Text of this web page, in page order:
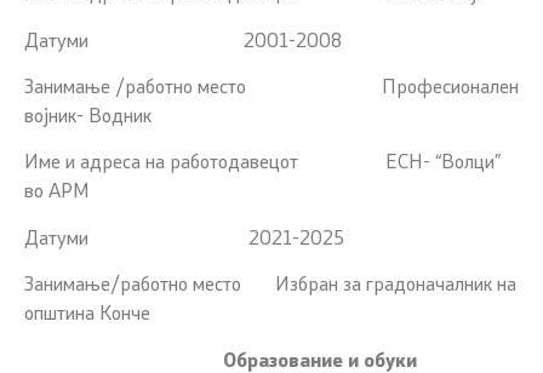
Датуми 2001-2008
Занимање /работно место Професионален
војник- Водник
Име и адреса на работодавецот ЕСН- “Волци”
во АРМ
Датуми 2021-2025
Занимање/работно место Избран за градоначалник на
општина Конче
Образование и обуки